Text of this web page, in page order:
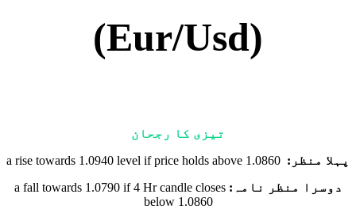
(Eur/Usd)
تیزی کا رجحان
پہلا منظر: a rise towards 1.0940 level if price holds above 1.0860
دوسرا منظر نامہ:a fall towards 1.0790 if 4 Hr candle closes
below 1.0860